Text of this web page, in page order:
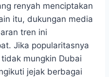
renyah menciptakan
itu, dukungan media
tren ini
Jika popularitasnya
mungkin Dubai
jejak berbagai